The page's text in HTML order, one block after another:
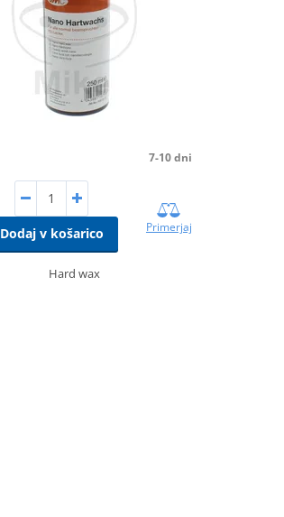
7-10 dni
Dodaj v košarico Primerjaj
Hard wax